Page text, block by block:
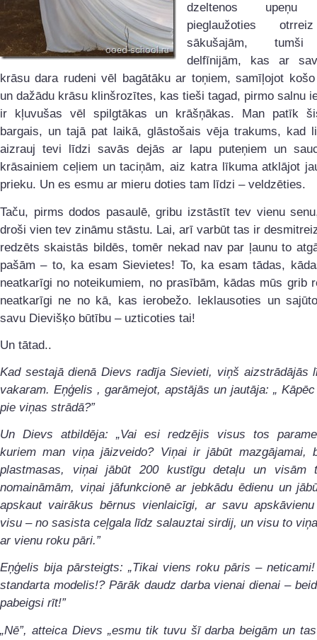
dzeltenos upeņu
pieglaužoties
sākušajām, tumši
delfīnijām, kas ar
krāsu dara rudeni vēl bagātāku ar toņiem, samīļojot
un dažādu krāsu klinšrozītes, kas tieši tagad, pirmo salnu
ir kļuvušas vēl spilgtākas un krāšņākas. Man patīk
bargais, un tajā pat laikā, glāstošais vēja trakums, kad
aizrauj tevi līdzi savās dejās ar lapu puteņiem un
krāsainiem ceļiem un taciņām, aiz katra līkuma atklājot
prieku. Un es esmu ar mieru doties tam līdzi – veldzēties.
Taču, pirms dodos pasaulē, gribu izstāstīt tev vienu
droši vien tev zināmu stāstu. Lai, arī varbūt tas ir
redzēts skaistās bildēs, tomēr nekad nav par ļaunu to
pašām – to, ka esam Sievietes! To, ka esam tādas,
neatkarīgi no noteikumiem, no prasībām, kādas mūs grib
neatkarīgi ne no kā, kas ierobežo. Ieklausoties un
savu Dievišķo būtību – uzticoties tai!
Un tātad..
Kad sestajā dienā Dievs radīja Sievieti, viņš aizstrādājās
vakaram. Eņģelis , garāmejot, apstājās un jautāja: „
pie viņas strādā?”
Un Dievs atbildēja: „Vai esi redzējis visus tos
kuriem man viņa jāizveido? Viņai ir jābūt mazgājamai,
plastmasas, viņai jābūt 200 kustīgu detaļu un visām
nomaināmām, viņai jāfunkcionē ar jebkādu ēdienu un
apskaut vairākus bērnus vienlaicīgi, ar savu
visu – no sasista ceļgala līdz salauztai sirdij, un visu to
ar vienu roku pāri.”
Eņģelis bija pārsteigts: „Tikai viens roku pāris –
standarta modelis!? Pārāk daudz darba vienai dienai –
pabeigsi rīt!”
„Nē”, atteica Dievs „esmu tik tuvu šī darba beigām un